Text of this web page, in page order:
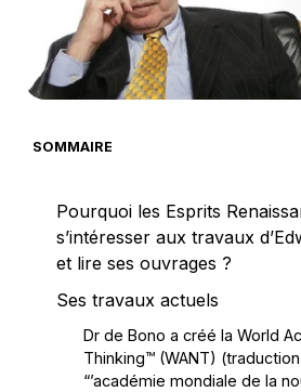
SOMMAIRE
Pourquoi les Esprits
s’intéresser aux travaux
et lire ses ouvrages ?
Ses travaux actuels
Dr de Bono a créé la World
Thinking™ (WANT)
“’académie mondiale de la